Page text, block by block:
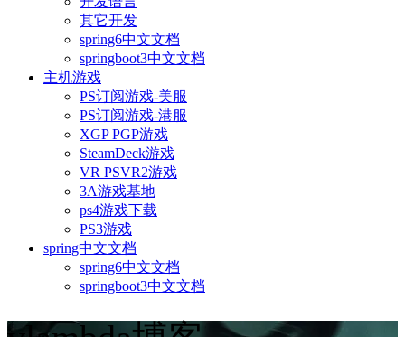
其它开发
spring6中文文档
springboot3中文文档
主机游戏
PS订阅游戏-美服
PS订阅游戏-港服
XGP PGP游戏
SteamDeck游戏
VR PSVR2游戏
3A游戏基地
ps4游戏下载
PS3游戏
spring中文文档
spring6中文文档
springboot3中文文档